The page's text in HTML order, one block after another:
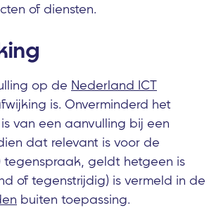
of diensten.
op de Nederland ICT
is. Onverminderd het
van een aanvulling bij een
dat relevant is voor de
tegenspraak, geldt hetgeen is
of tegenstrijdig) is vermeld in de
buiten toepassing.